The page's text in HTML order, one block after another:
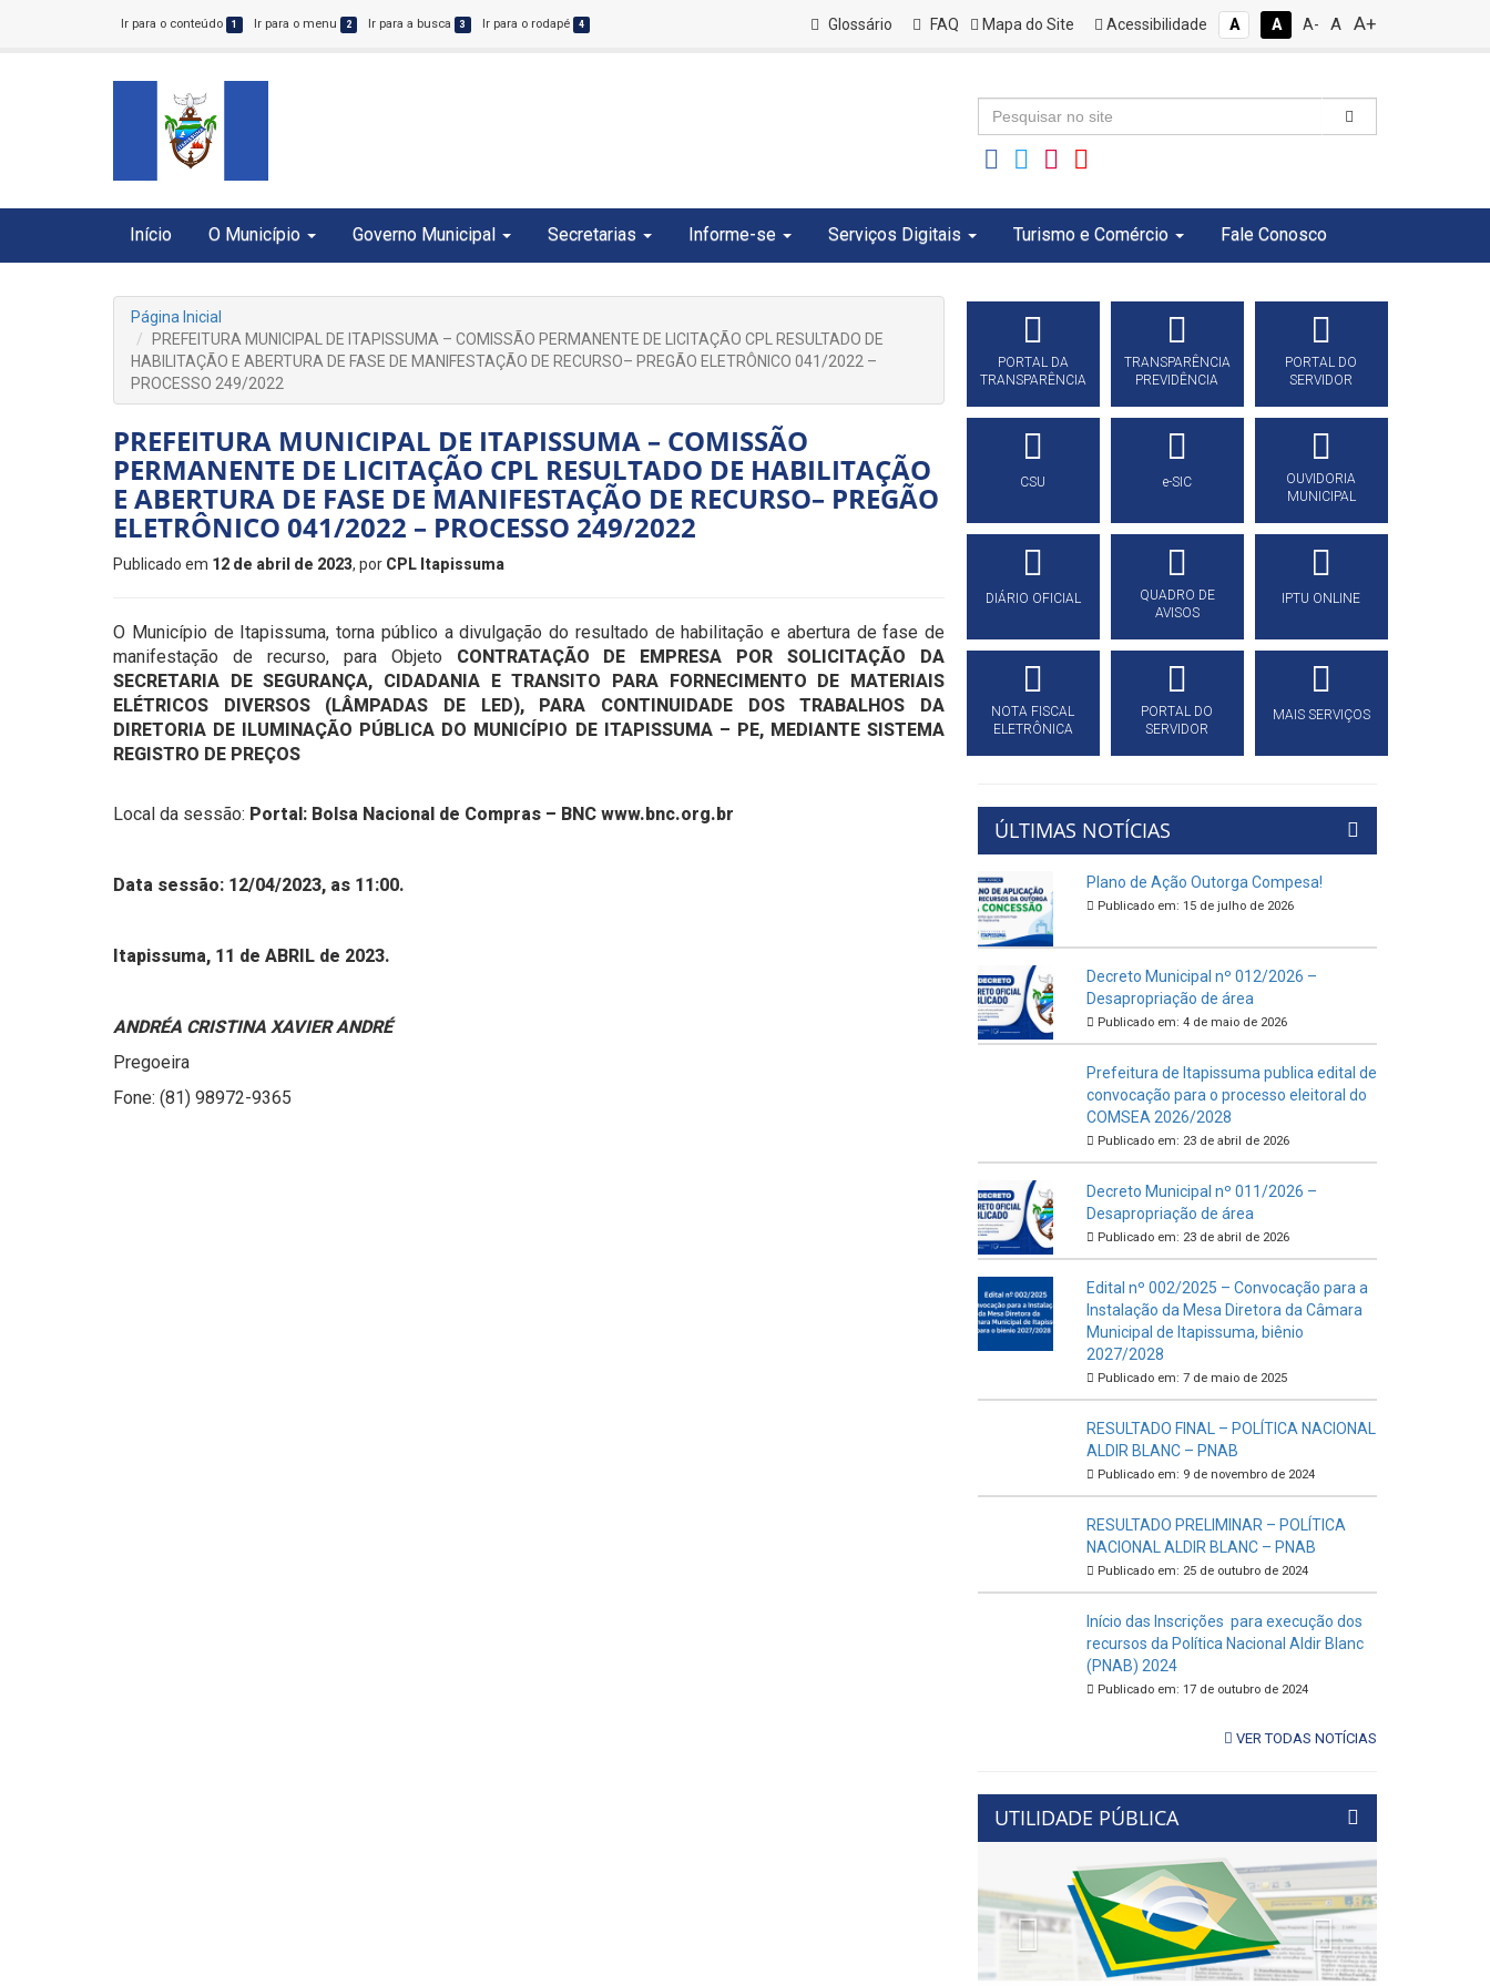
Ir para o conteúdo 1 Ir para o menu 2 Ir para a busca 3 Ir para o rodapé 4 Glossário FAQ Mapa do Site Acessibilidade A A A- A A+
Início O Município Governo Municipal Secretarias Informe-se Serviços Digitais Turismo e Comércio Fale Conosco
Página Inicial
PREFEITURA MUNICIPAL DE ITAPISSUMA – COMISSÃO PERMANENTE DE LICITAÇÃO CPL RESULTADO DE
HABILITAÇÃO E ABERTURA DE FASE DE MANIFESTAÇÃO DE RECURSO– PREGÃO ELETRÔNICO 041/2022 –
PROCESSO 249/2022
PREFEITURA MUNICIPAL DE ITAPISSUMA – COMISSÃO
PERMANENTE DE LICITAÇÃO CPL RESULTADO DE HABILITAÇÃO
E ABERTURA DE FASE DE MANIFESTAÇÃO DE RECURSO– PREGÃO
ELETRÔNICO 041/2022 – PROCESSO 249/2022
Publicado em 12 de abril de 2023, por CPL Itapissuma
O Município de Itapissuma, torna público a divulgação do resultado de habilitação e abertura de fase de
manifestação de recurso, para Objeto CONTRATAÇÃO DE EMPRESA POR SOLICITAÇÃO DA
SECRETARIA DE SEGURANÇA, CIDADANIA E TRANSITO PARA FORNECIMENTO DE MATERIAIS
ELÉTRICOS DIVERSOS (LÂMPADAS DE LED), PARA CONTINUIDADE DOS TRABALHOS DA
DIRETORIA DE ILUMINAÇÃO PÚBLICA DO MUNICÍPIO DE ITAPISSUMA – PE, MEDIANTE SISTEMA
REGISTRO DE PREÇOS
Local da sessão: Portal: Bolsa Nacional de Compras – BNC www.bnc.org.br
Data sessão: 12/04/2023, as 11:00.
Itapissuma, 11 de ABRIL de 2023.
ANDRÉA CRISTINA XAVIER ANDRÉ
Pregoeira
Fone: (81) 98972-9365
PORTAL DA
TRANSPARÊNCIA
TRANSPARÊNCIA
PREVIDÊNCIA
PORTAL DO
SERVIDOR
CSU e-SIC
OUVIDORIA
MUNICIPAL
DIÁRIO OFICIAL
QUADRO DE
AVISOS
IPTU ONLINE
NOTA FISCAL
ELETRÔNICA
PORTAL DO
SERVIDOR
MAIS SERVIÇOS
ÚLTIMAS NOTÍCIAS
Plano de Ação Outorga Compesa!
Publicado em: 15 de julho de 2026
Decreto Municipal nº 012/2026 –
Desapropriação de área
Publicado em: 4 de maio de 2026
Prefeitura de Itapissuma publica edital de
convocação para o processo eleitoral do
COMSEA 2026/2028
Publicado em: 23 de abril de 2026
Decreto Municipal nº 011/2026 –
Desapropriação de área
Publicado em: 23 de abril de 2026
Edital nº 002/2025 – Convocação para a
Instalação da Mesa Diretora da Câmara
Municipal de Itapissuma, biênio
2027/2028
Publicado em: 7 de maio de 2025
RESULTADO FINAL – POLÍTICA NACIONAL
ALDIR BLANC – PNAB
Publicado em: 9 de novembro de 2024
RESULTADO PRELIMINAR – POLÍTICA
NACIONAL ALDIR BLANC – PNAB
Publicado em: 25 de outubro de 2024
Início das Inscrições para execução dos
recursos da Política Nacional Aldir Blanc
(PNAB) 2024
Publicado em: 17 de outubro de 2024
VER TODAS NOTÍCIAS
UTILIDADE PÚBLICA
Previous Next